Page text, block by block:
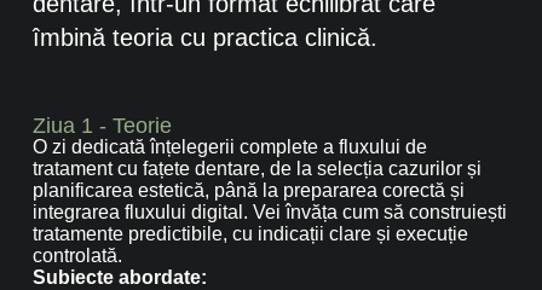
îmbină teoria cu practica clinică.
Ziua 1 - Teorie
O zi dedicată înțelegerii complete a fluxului de
tratament cu fațete dentare, de la selecția cazurilor și
planificarea estetică, până la prepararea corectă și
integrarea fluxului digital. Vei învăța cum să construiești
tratamente predictibile, cu indicații clare și execuție
controlată.
Subiecte abordate: